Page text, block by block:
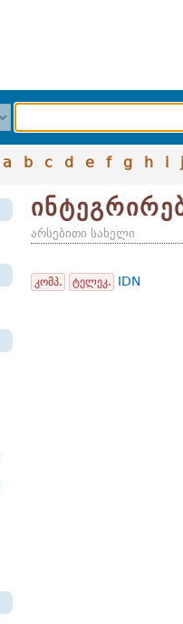
a b c d e f g h i j
არსებითი სახელი
კომპ. ტელეკ. IDN